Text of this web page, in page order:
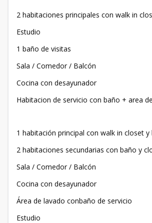
2 habitaciones principales con walk in
Estudio
1 baño de visitas
Sala / Comedor / Balcón
Cocina con desayunador
Habitacion de servicio con baño + area
1 habitación principal con walk in closet y
2 habitaciones secundarias con baño y
Sala / Comedor / Balcón
Cocina con desayunador
Área de lavado conbaño de servicio
Estudio